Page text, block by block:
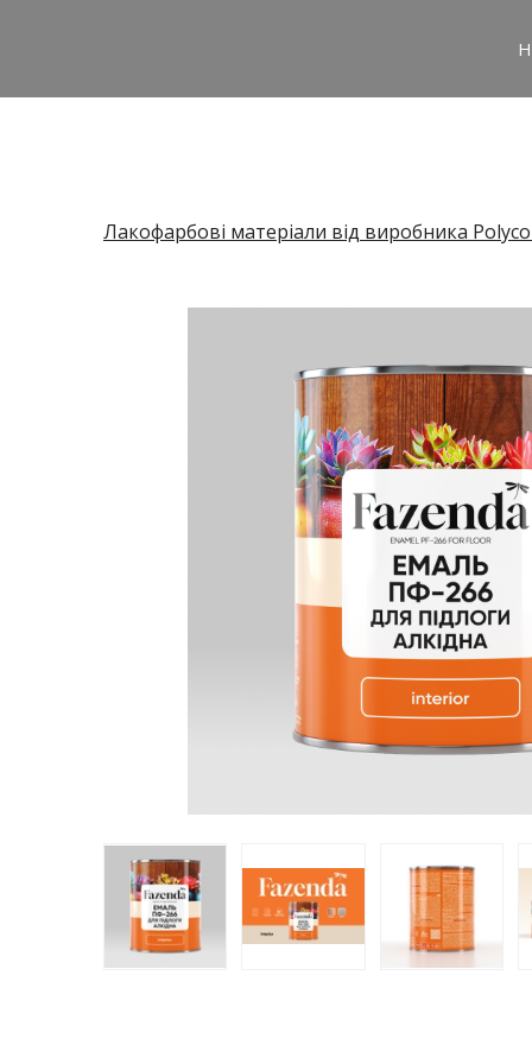
Лакофарбові матеріали від виробника